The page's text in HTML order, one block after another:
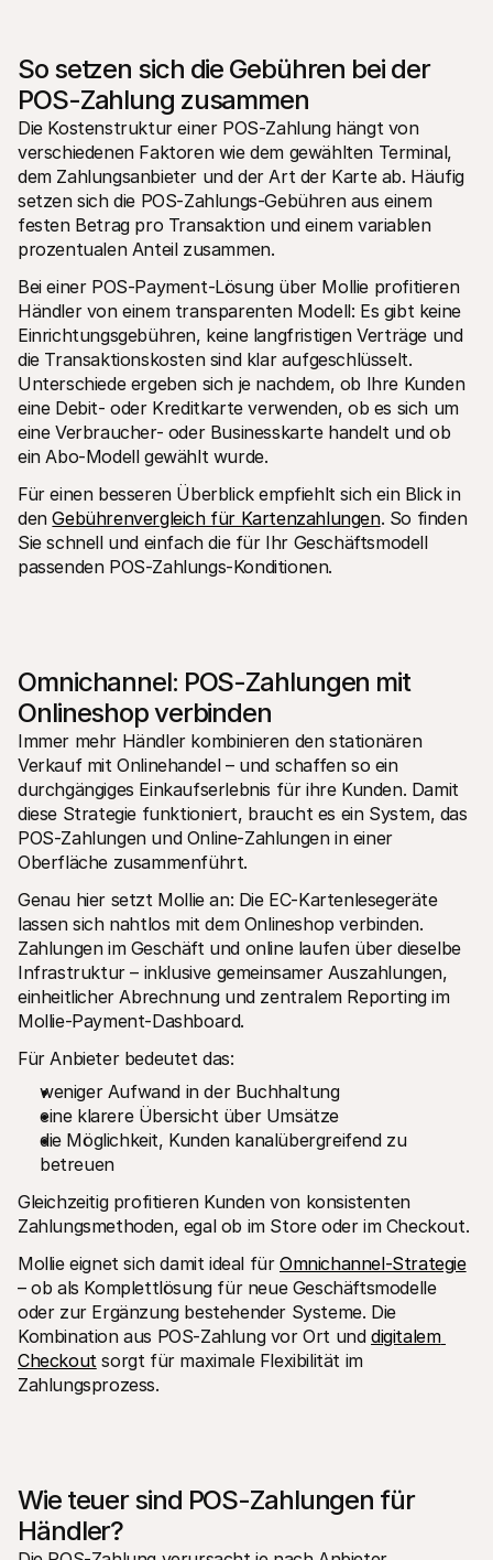
So setzen sich die Gebühren bei der
POS-Zahlung zusammen
Die Kostenstruktur einer POS-Zahlung hängt von
verschiedenen Faktoren wie dem gewählten Terminal,
dem Zahlungsanbieter und der Art der Karte ab. Häufig
setzen sich die POS-Zahlungs-Gebühren aus einem
festen Betrag pro Transaktion und einem variablen
prozentualen Anteil zusammen.
Bei einer POS-Payment-Lösung über Mollie profitieren
Händler von einem transparenten Modell: Es gibt keine
Einrichtungsgebühren, keine langfristigen Verträge und
die Transaktionskosten sind klar aufgeschlüsselt.
Unterschiede ergeben sich je nachdem, ob Ihre Kunden
eine Debit- oder Kreditkarte verwenden, ob es sich um
eine Verbraucher- oder Businesskarte handelt und ob
ein Abo-Modell gewählt wurde.
Für einen besseren Überblick empfiehlt sich ein Blick in
den Gebührenvergleich für Kartenzahlungen. So finden
Sie schnell und einfach die für Ihr Geschäftsmodell
passenden POS-Zahlungs-Konditionen.
Omnichannel: POS-Zahlungen mit
Onlineshop verbinden
Immer mehr Händler kombinieren den stationären
Verkauf mit Onlinehandel – und schaffen so ein
durchgängiges Einkaufserlebnis für ihre Kunden. Damit
diese Strategie funktioniert, braucht es ein System, das
POS-Zahlungen und Online-Zahlungen in einer
Oberfläche zusammenführt.
Genau hier setzt Mollie an: Die EC-Kartenlesegeräte
lassen sich nahtlos mit dem Onlineshop verbinden.
Zahlungen im Geschäft und online laufen über dieselbe
Infrastruktur – inklusive gemeinsamer Auszahlungen,
einheitlicher Abrechnung und zentralem Reporting im
Mollie-Payment-Dashboard.
Für Anbieter bedeutet das:
weniger Aufwand in der Buchhaltung
eine klarere Übersicht über Umsätze
die Möglichkeit, Kunden kanalübergreifend zu
betreuen
Gleichzeitig profitieren Kunden von konsistenten
Zahlungsmethoden, egal ob im Store oder im Checkout.
Mollie eignet sich damit ideal für Omnichannel-Strategie
– ob als Komplettlösung für neue Geschäftsmodelle
oder zur Ergänzung bestehender Systeme. Die
Kombination aus POS-Zahlung vor Ort und digitalem
Checkout sorgt für maximale Flexibilität im
Zahlungsprozess.
Wie teuer sind POS-Zahlungen für
Händler?